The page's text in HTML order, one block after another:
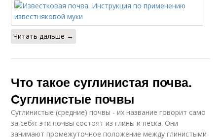
Читать дальше →
Что такое суглинистая почва.
Суглинистые почвы
Суглинистые (средние) почвы - их название говорит само
за себя: эти почвы состоят из глины и песка. Они
занимают промежуточное положение между глинистыми